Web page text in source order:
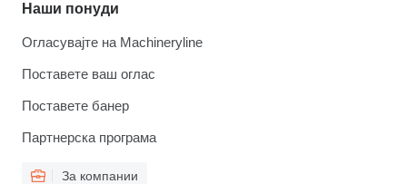
Наши понуди
Огласувајте на Machineryline
Поставете ваш оглас
Поставете банер
Партнерска програма
За компании